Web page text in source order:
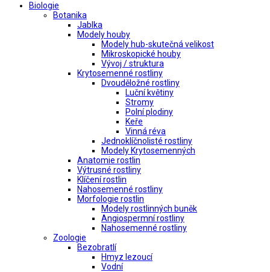
Biologie
Botanika
Jablka
Modely houby
Modely hub-skutečná velikost
Mikroskopické houby
Vývoj / struktura
Krytosemenné rostliny
Dvouděložné rostliny
Luční květiny
Stromy
Polní plodiny
Keře
Vinná réva
Jednoklíčnolisté rostliny
Modely Krytosemenných
Anatomie rostlin
Výtrusné rostliny
Klíčení rostlin
Nahosemenné rostliny
Morfologie rostlin
Modely rostlinných buněk
Angiospermní rostliny
Nahosemenné rostliny
Zoologie
Bezobratlí
Hmyz lezoucí
Vodní